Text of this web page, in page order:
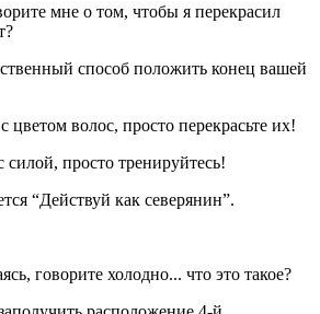
мне о том, чтобы я перекрасил
способ положить конец вашей
цветом волос, просто перекрасьте их!
силой, просто тренируйтесь!
“Действуй как северянин”.
говорите холодно... что это такое?